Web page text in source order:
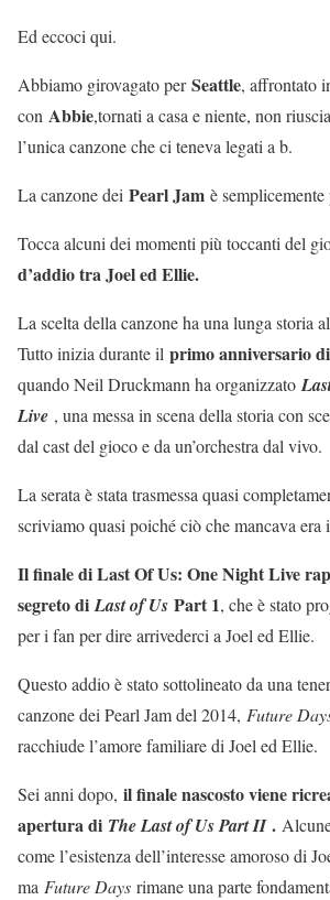
Ed eccoci qui.
Abbiamo girovagato perSeattle, affrontato
con Abbie,tornati a casa e niente, non
l’unica canzone che ci teneva legati a b.
La canzone dei Pearl Jam è semplicemente
Tocca alcuni dei momenti più toccanti del
d’addio tra Joel ed Ellie.
La scelta della canzone ha una lunga storia
Tutto inizia durante il primo anniversario
quando Neil Druckmann ha organizzato
Live , una messa in scena della storia con
dal cast del gioco e da un’orchestra dal vivo.
La serata è stata trasmessa quasi
scriviamo quasi poiché ciò che mancava era
Il finale di Last Of Us: One Night Live
segreto diLast of Us Part 1, che è stato
per i fan per dire arrivederci a Joel ed Ellie.
Questo addio è stato sottolineato da una
canzone dei Pearl Jam del 2014, Future
racchiude l’amore familiare di Joel ed Ellie.
Sei anni dopo, il finale nascosto viene
apertura di The Last of Us Part II.
come l’esistenza dell’interesse amoroso di
ma Future Days rimane una parte